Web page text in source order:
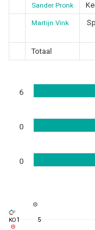
Sander Pronk
Martijn Vink
Totaal
6
0
0
KO1 5